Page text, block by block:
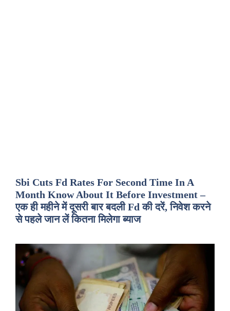
Sbi Cuts Fd Rates For Second Time In A
Month Know About It Before Investment –
एक ही महीने में दूसरी बार बदली Fd की दरें, निवेश करने
से पहले जान लें कितना मिलेगा ब्याज